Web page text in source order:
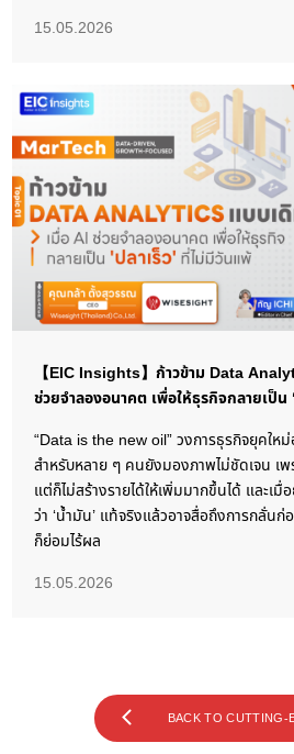
15.05.2026
【EIC Insights】ก้าวข้าม Data
ช่วยจำลองอนาคต เพื่อให้ธุรกิจกลายเป็น
“Data is the new oil” วงการธุรกิจยุคให
สำหรับหลาย ๆ คนยังมองภาพไม่ชัดเจน เ
แต่ก็ไม่สร้างรายได้ให้เพิ่มมากขึ้นได้ และเ
ว่า ‘น้ำมัน’ แท้จริงแล้วอาจสื่อถึงการกลั่น
ก็ย่อมไร้ผล
15.05.2026
BACK TO CUTTING-